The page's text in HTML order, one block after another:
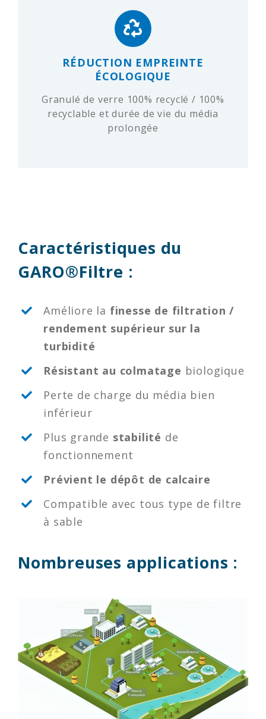
RÉDUCTION EMPREINTE
ÉCOLOGIQUE
Granulé de verre 100% recyclé / 100%
recyclable et durée de vie du média
prolongée
Caractéristiques du
GARO®Filtre :
Améliore la finesse de filtration /
rendement supérieur sur la
turbidité
Résistant au colmatage biologique
Perte de charge du média bien
inférieur
Plus grande stabilité de
fonctionnement
Prévient le dépôt de calcaire
Compatible avec tous type de filtre
à sable
Nombreuses applications :